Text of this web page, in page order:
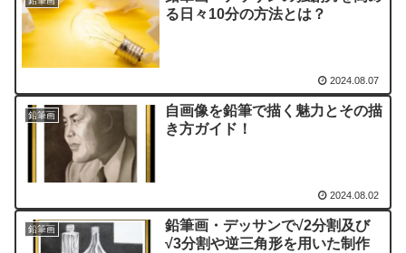
る日々10分の方法とは？
2024.08.07
鉛筆画
自画像を鉛筆で描く魅力とその描
き方ガイド！
2024.08.02
鉛筆画
鉛筆画・デッサンで√2分割及び
√3分割や逆三角形を用いた制作